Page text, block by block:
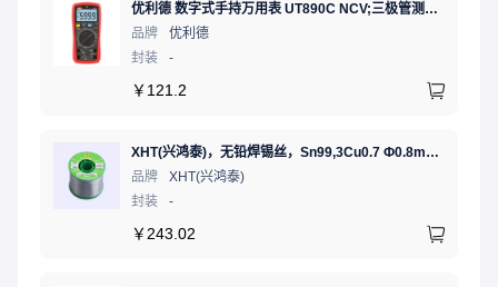
优利德 数字式手持万用表 UT890C NCV;三极管测试;二极管测试;火线辨别;真有效值;通断测试
品牌
优利德
封装
-
￥ 121.2
XHT(兴鸿泰)，无铅焊锡丝，Sn99,3Cu0.7 Ф0.8mm 500G，环保锡线，免洗焊锡丝/锡线,1卷（含松香）
品牌
XHT(兴鸿泰)
封装
-
￥ 243.02